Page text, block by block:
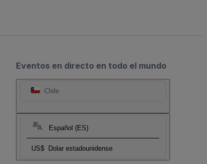
Eventos en directo en todo el mundo
Chile
Español (ES)
US$ Dolar estadounidense